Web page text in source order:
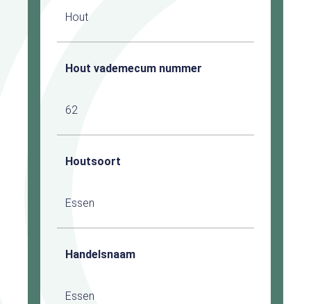
Hout
Hout vademecum nummer
62
Houtsoort
Essen
Handelsnaam
Essen